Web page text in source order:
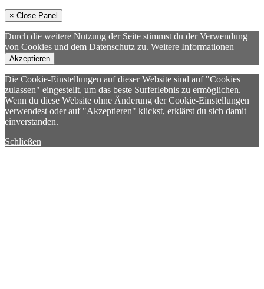
× Close Panel
Durch die weitere Nutzung der Seite stimmst du der Verwendung
von Cookies und dem Datenschutz zu. Weitere Informationen
Akzeptieren
Die Cookie-Einstellungen auf dieser Website sind auf "Cookies
zulassen" eingestellt, um das beste Surferlebnis zu ermöglichen.
Wenn du diese Website ohne Änderung der Cookie-Einstellungen
verwendest oder auf "Akzeptieren" klickst, erklärst du sich damit
einverstanden.
Schließen